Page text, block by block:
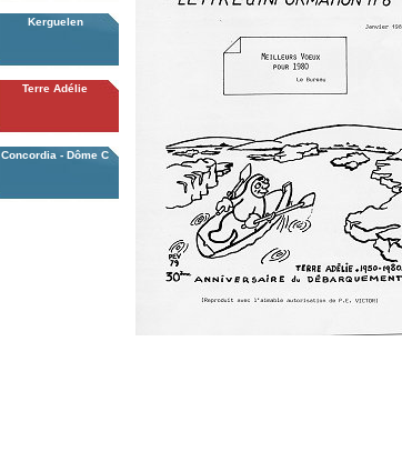
Kerguelen
Terre Adélie
Concordia - Dôme C